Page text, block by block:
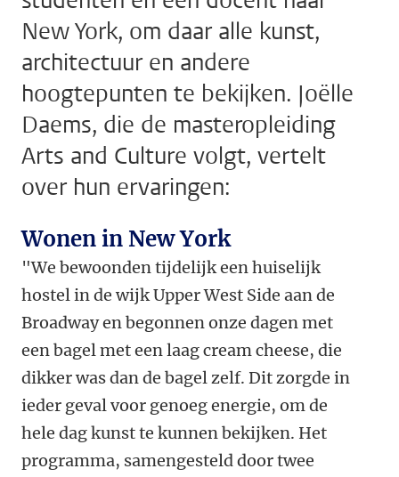
New York, om daar alle kunst,
architectuur en andere
hoogtepunten te bekijken. Joëlle
Daems, die de masteropleiding
Arts and Culture volgt, vertelt
over hun ervaringen:
Wonen in New York
"We bewoonden tijdelijk een huiselijk
hostel in de wijk Upper West Side aan de
Broadway en begonnen onze dagen met
een bagel met een laag cream cheese, die
dikker was dan de bagel zelf. Dit zorgde in
ieder geval voor genoeg energie, om de
hele dag kunst te kunnen bekijken. Het
programma, samengesteld door twee